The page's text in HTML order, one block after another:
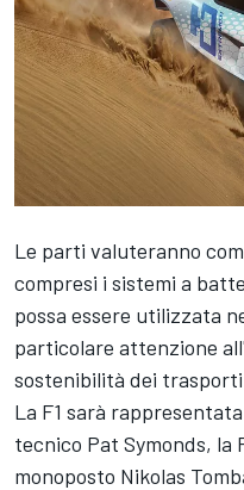
Le parti valuteranno
compresi i sistemi a
possa essere utilizzata
particolare attenzione
sostenibilità dei
La F1 sarà
tecnico Pat Symonds, la
monoposto Nikolas